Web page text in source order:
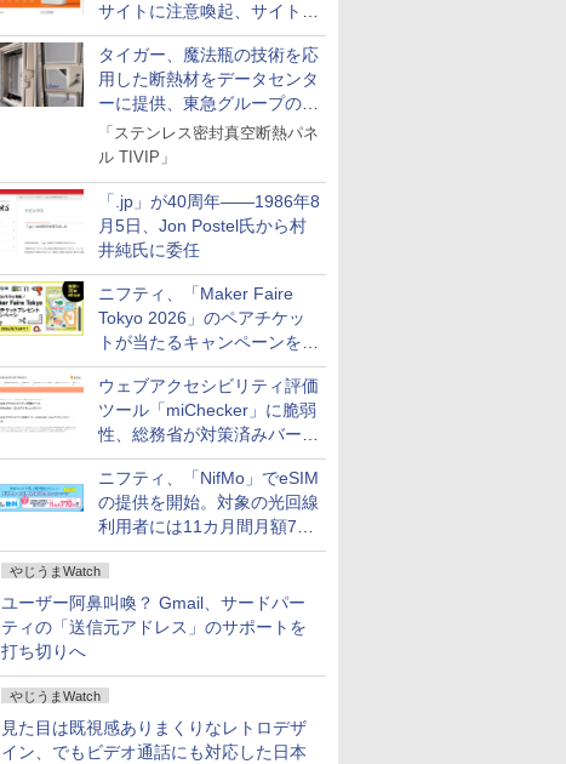
サイトに注意喚起、サイト名
とドメイン名を公表
タイガー、魔法瓶の技術を応
用した断熱材をデータセンタ
ーに提供、東急グループの実
証実験で
「ステンレス密封真空断熱パネ
ル TIVIP」
「.jp」が40周年――1986年8
月5日、Jon Postel氏から村
井純氏に委任
ニフティ、「Maker Faire
Tokyo 2026」のペアチケッ
トが当たるキャンペーンをX
で実施。8月16日まで
ウェブアクセシビリティ評価
ツール「miChecker」に脆弱
性、総務省が対策済みバージ
ョンへの更新を呼び掛け
ニフティ、「NifMo」でeSIM
の提供を開始。対象の光回線
利用者には11カ月間月額770
円割引のキャンペーン
やじうまWatch
ユーザー阿鼻叫喚？ Gmail、サードパー
ティの「送信元アドレス」のサポートを
打ち切りへ
やじうまWatch
見た目は既視感ありまくりなレトロデザ
イン、でもビデオ通話にも対応した日本